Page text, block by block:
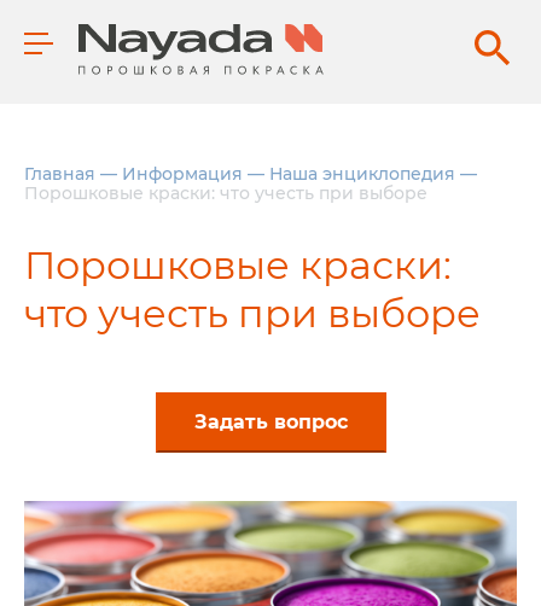
Главная — Информация — Наша энциклопедия —
Порошковые краски: что учесть при выборе
Порошковые краски:
что учесть при выборе
Задать вопрос